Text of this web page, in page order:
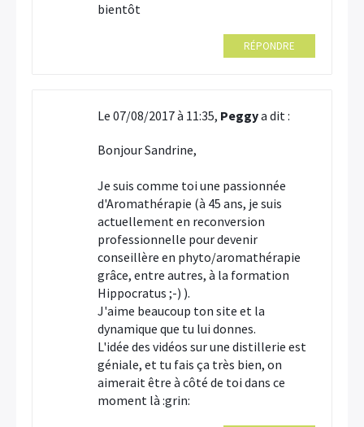
bientôt
RÉPONDRE
Le 07/08/2017 à 11:35, Peggya dit :
Bonjour Sandrine,
Je suis comme toi une passionnée
d'Aromathérapie (à 45 ans, je suis
actuellement en reconversion
professionnelle pour devenir
conseillère en phyto/aromathérapie
grâce, entre autres, à la formation
Hippocratus ;-) ).
J'aime beaucoup ton site et la
dynamique que tu lui donnes.
L'idée des vidéos sur une distillerie est
géniale, et tu fais ça très bien, on
aimerait être à côté de toi dans ce
moment là :grin: